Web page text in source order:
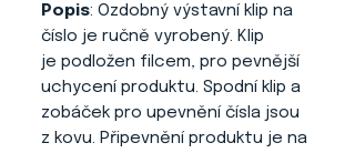
Popis: Ozdobný výstavní klip na
číslo je ručně vyrobený. Klip
je podložen filcem, pro pevnější
uchycení produktu. Spodní klip a
zobáček pro upevnění čísla jsou
z kovu. Připevnění produktu je na